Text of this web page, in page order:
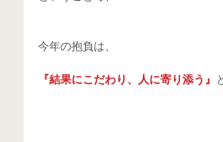
今年の抱負は、
『結果にこだわり、人に寄り添う』